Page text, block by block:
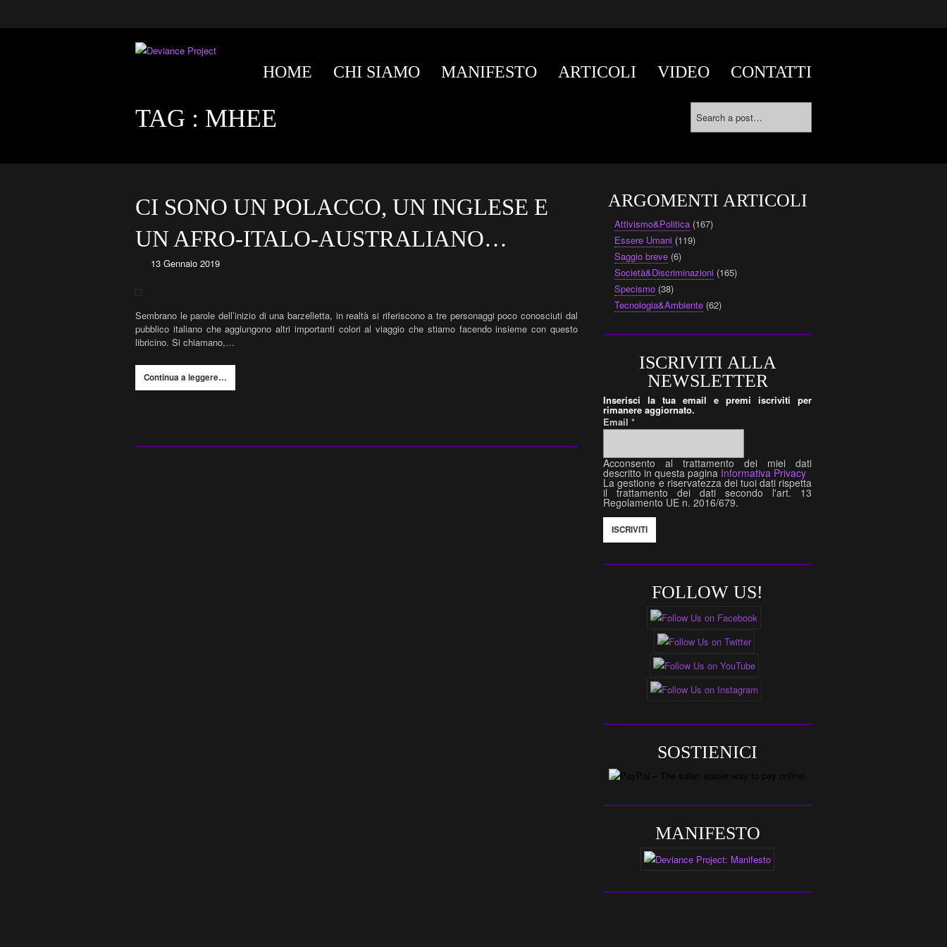
HOME CHI SIAMO MANIFESTO ARTICOLI VIDEO CONTATTI
TAG : MHEE
CI SONO UN POLACCO, UN INGLESE E
UN AFRO-ITALO-AUSTRALIANO…
13 Gennaio 2019
Sembrano le parole dell’inizio di una barzelletta, in realtà si riferiscono a tre personaggi poco conosciuti dal
pubblico italiano che aggiungono altri importanti colori al viaggio che stiamo facendo insieme con questo
libricino. Si chiamano,…
Continua a leggere…
ARGOMENTI ARTICOLI
Attivismo&Politica (167)
Essere Umani (119)
Saggio breve (6)
Società&Discriminazioni (165)
Specismo (38)
Tecnologia&Ambiente (62)
ISCRIVITI ALLA
NEWSLETTER
Inserisci la tua email e premi iscriviti per
rimanere aggiornato.
Email*
Acconsento al trattamento dei miei dati
descritto in questa pagina Informativa Privacy
La gestione e riservatezza dei tuoi dati rispetta
il trattamento dei dati secondo l'art. 13
Regolamento UE n. 2016/679.
FOLLOW US!
SOSTIENICI
MANIFESTO